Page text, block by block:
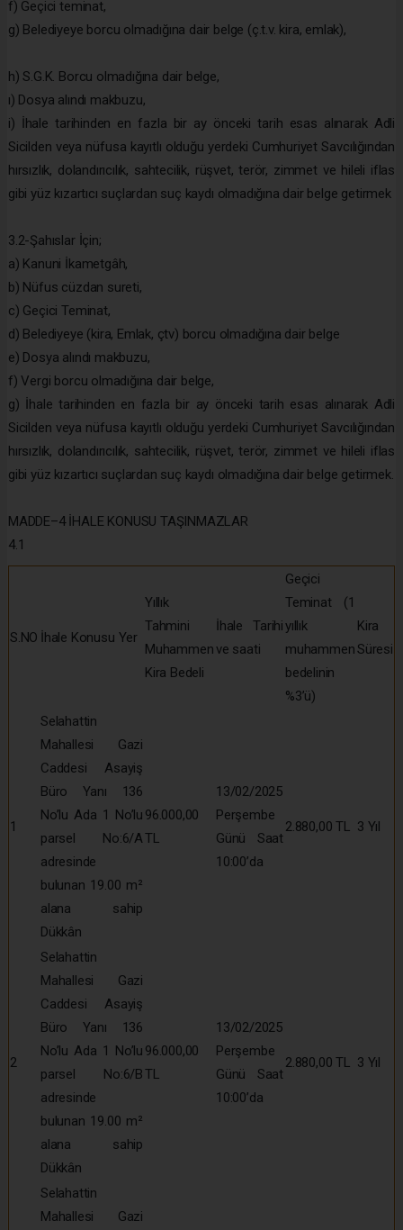
f) Geçici teminat,
g) Belediyeye borcu olmadığına dair belge (ç.t.v. kira, emlak),
h) S.G.K. Borcu olmadığına dair belge,
ı) Dosya alındı makbuzu,
i) İhale tarihinden en fazla bir ay önceki tarih esas alınarak Adli
Sicilden veya nüfusa kayıtlı olduğu yerdeki Cumhuriyet Savcılığından
hırsızlık, dolandırıcılık, sahtecilik, rüşvet, terör, zimmet ve hileli iflas
gibi yüz kızartıcı suçlardan suç kaydı olmadığına dair belge getirmek
3.2-Şahıslar İçin;
a) Kanuni İkametgâh,
b) Nüfus cüzdan sureti,
c) Geçici Teminat,
d) Belediyeye (kira, Emlak, çtv) borcu olmadığına dair belge
e) Dosya alındı makbuzu,
f) Vergi borcu olmadığına dair belge,
g) İhale tarihinden en fazla bir ay önceki tarih esas alınarak Adli
Sicilden veya nüfusa kayıtlı olduğu yerdeki Cumhuriyet Savcılığından
hırsızlık, dolandırıcılık, sahtecilik, rüşvet, terör, zimmet ve hileli iflas
gibi yüz kızartıcı suçlardan suç kaydı olmadığına dair belge getirmek.
MADDE–4 İHALE KONUSU TAŞINMAZLAR
4.1
S.NO İhale Konusu Yer
Yıllık
Tahmini
Muhammen
Kira Bedeli
İhale Tarihi
ve saati
Geçici
Teminat (1
yıllık
muhammen
bedelinin
%3’ü)
Kira
Süresi
1
Selahattin
Mahallesi Gazi
Caddesi Asayiş
Büro Yanı 136
No’lu Ada 1 No’lu
parsel No:6/A
adresinde
bulunan 19.00 m²
alana sahip
Dükkân
96.000,00
TL
13/02/2025
Perşembe
Günü Saat
10:00’da
2.880,00 TL 3 Yıl
2
Selahattin
Mahallesi Gazi
Caddesi Asayiş
Büro Yanı 136
No’lu Ada 1 No’lu
parsel No:6/B
adresinde
bulunan 19.00 m²
alana sahip
Dükkân
96.000,00
TL
13/02/2025
Perşembe
Günü Saat
10:00’da
2.880,00 TL 3 Yıl
Selahattin
Mahallesi Gazi